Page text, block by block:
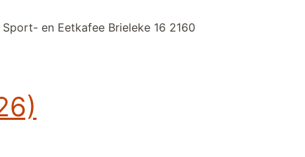
en Eetkafee Brieleke 16 2160